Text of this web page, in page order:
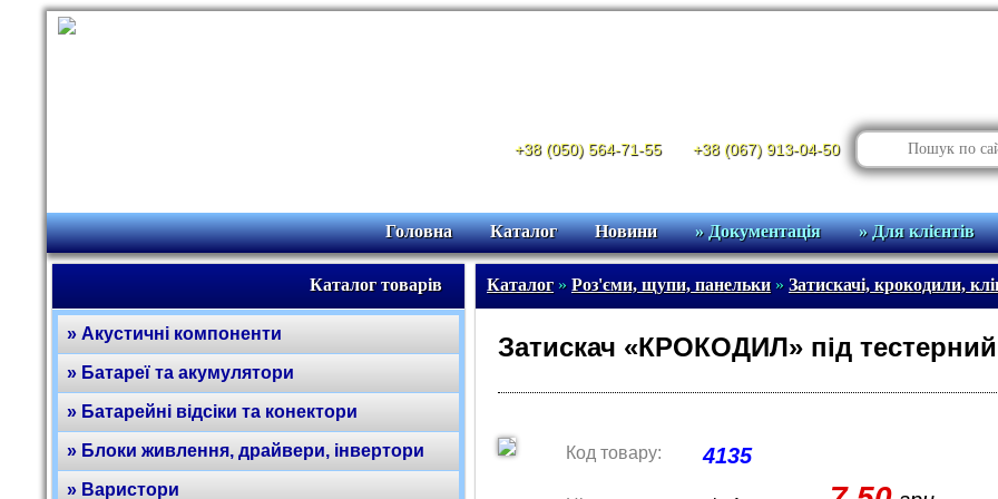
+38 (050) 564-71-55 +38 (067) 913-04-50
Головна Каталог Новини » Документація » Для клієнтів
Каталог товарів
» Акустичні компоненти
» Батареї та акумулятори
» Батарейні відсіки та конектори
» Блоки живлення, драйвери, інвертори
» Варистори
Каталог» Роз'єми, щупи, панельки» Затискачі, крокодили,
Затискач «КРОКОДИЛ» під
Код товару: 4135